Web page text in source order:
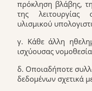
πρόκληση βλάβης,
της λειτουργίας
υλισμικού
γ. Κάθε άλλη
ισχύουσας
δ. Οποιαδήποτε
δεδομένων σχετικά